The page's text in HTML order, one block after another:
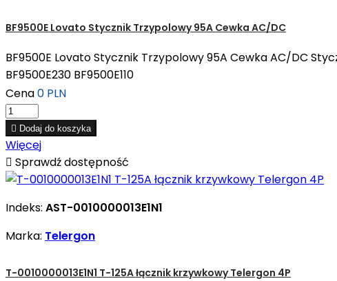
BF9500E Lovato Stycznik Trzypolowy 95A Cewka AC/DC
BF9500E Lovato Stycznik Trzypolowy 95A Cewka AC/DC
BF9500E230 BF9500E110
Cena0 PLN
 Dodaj do koszyka
Więcej
 Sprawdź dostępność
Indeks: AST-0010000013E1N1
Marka: Telergon
T-0010000013E1N1 T-125A łącznik krzywkowy Telergon 4P